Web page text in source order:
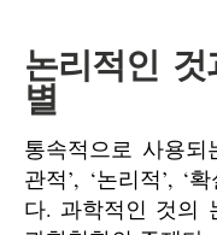
논리적인
별
통속적으로 사용되
관적’, ‘논리적’, ‘
다. 과학적인 것의